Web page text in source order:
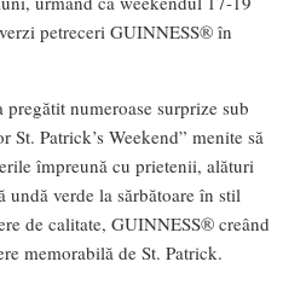
petreceri GUINNESS® în
numeroase surprize sub
St. Patrick’s Weekend” menite să
împreună cu prietenii, alături
undă verde la sărbătoare în stil
de calitate, GUINNESS® creând
memorabilă de St. Patrick.